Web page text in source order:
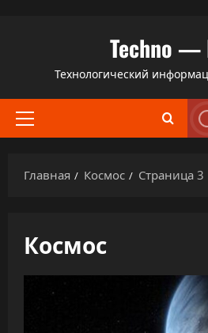
содержимому
Techno —
Технологический
Основное
Главная Космос Страница 3
Космос